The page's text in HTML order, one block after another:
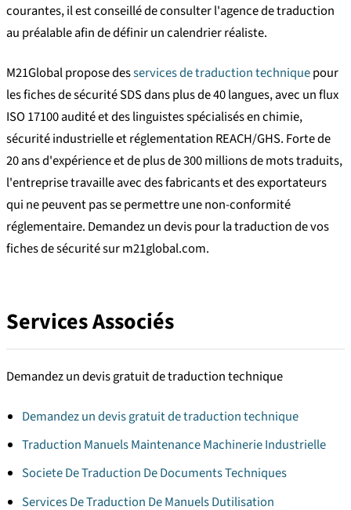
courantes, il est conseillé de consulter l'agence de traduction
au préalable afin de définir un calendrier réaliste.
M21Global propose desservices de traduction techniquepour
les fiches de sécurité SDS dans plus de 40 langues, avec un flux
ISO 17100 audité et des linguistes spécialisés en chimie,
sécurité industrielle et réglementation REACH/GHS. Forte de
20 ans d'expérience et de plus de 300 millions de mots traduits,
l'entreprise travaille avec des fabricants et des exportateurs
qui ne peuvent pas se permettre une non-conformité
réglementaire. Demandez un devis pour la traduction de vos
fiches de sécurité sur m21global.com.
Services Associés
Demandez un devis gratuit de traduction technique
Demandez un devis gratuit de traduction technique
Traduction Manuels Maintenance Machinerie Industrielle
Societe De Traduction De Documents Techniques
Services De Traduction De Manuels Dutilisation